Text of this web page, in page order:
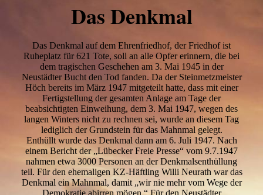
Das Denkmal
Das Denkmal auf dem Ehrenfriedhof, der Friedhof ist
Ruheplatz für 621 Tote, soll an alle Opfer erinnern, die bei
dem tragischen Geschehen am 3. Mai 1945 in der
Neustädter Bucht den Tod fanden. Da der Steinmetzmeister
Höch bereits im März 1947 mitgeteilt hatte, dass mit einer
Fertigstellung der gesamten Anlage am Tage der
beabsichtigten Einweihung, dem 3. Mai 1947, wegen des
langen Winters nicht zu rechnen sei, wurde an diesem Tag
lediglich der Grundstein für das Mahnmal gelegt.
Enthüllt wurde das Denkmal dann am 6. Juli 1947. Nach
einem Bericht der „Lübecker Freie Presse“ vom 9.7.1947
nahmen etwa 3000 Personen an der Denkmalsenthüllung
teil. Für den ehemaligen KZ-Häftling Willi Neurath war das
Denkmal ein Mahnmal, damit „wir nie mehr vom Wege der
Demokratie abirren mögen.“ Für den Neustädter